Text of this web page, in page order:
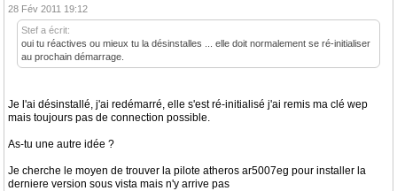
28 Fév 2011 19:12
Stef a écrit:
oui tu réactives ou mieux tu la désinstalles ... elle doit normalement se ré-initialiser
au prochain démarrage.
Je l'ai désinstallé, j'ai redémarré, elle s'est ré-initialisé j'ai remis ma clé wep
mais toujours pas de connection possible.
As-tu une autre idée ?
Je cherche le moyen de trouver la pilote atheros ar5007eg pour installer la
derniere version sous vista mais n'y arrive pas